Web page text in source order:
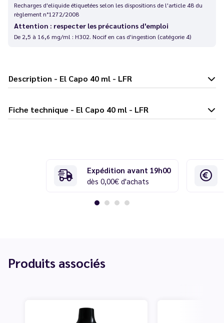
Recharges d'eliquide étiquetées selon les dispositions de l'article 48 du
règlement n°1272/2008
Attention : respecter les précautions d'emploi
De 2,5 à 16,6 mg/ml : H302. Nocif en cas d'ingestion (catégorie 4)
Description - El Capo 40 ml - LFR
Fiche technique - El Capo 40 ml - LFR
Expédition avant 19h00
dès 0,00€ d'achats
Produits associés